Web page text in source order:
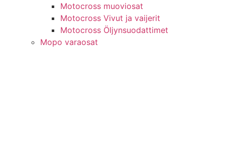
Motocross muoviosat
Motocross Vivut ja vaijerit
Motocross Öljynsuodattimet
Mopo varaosat